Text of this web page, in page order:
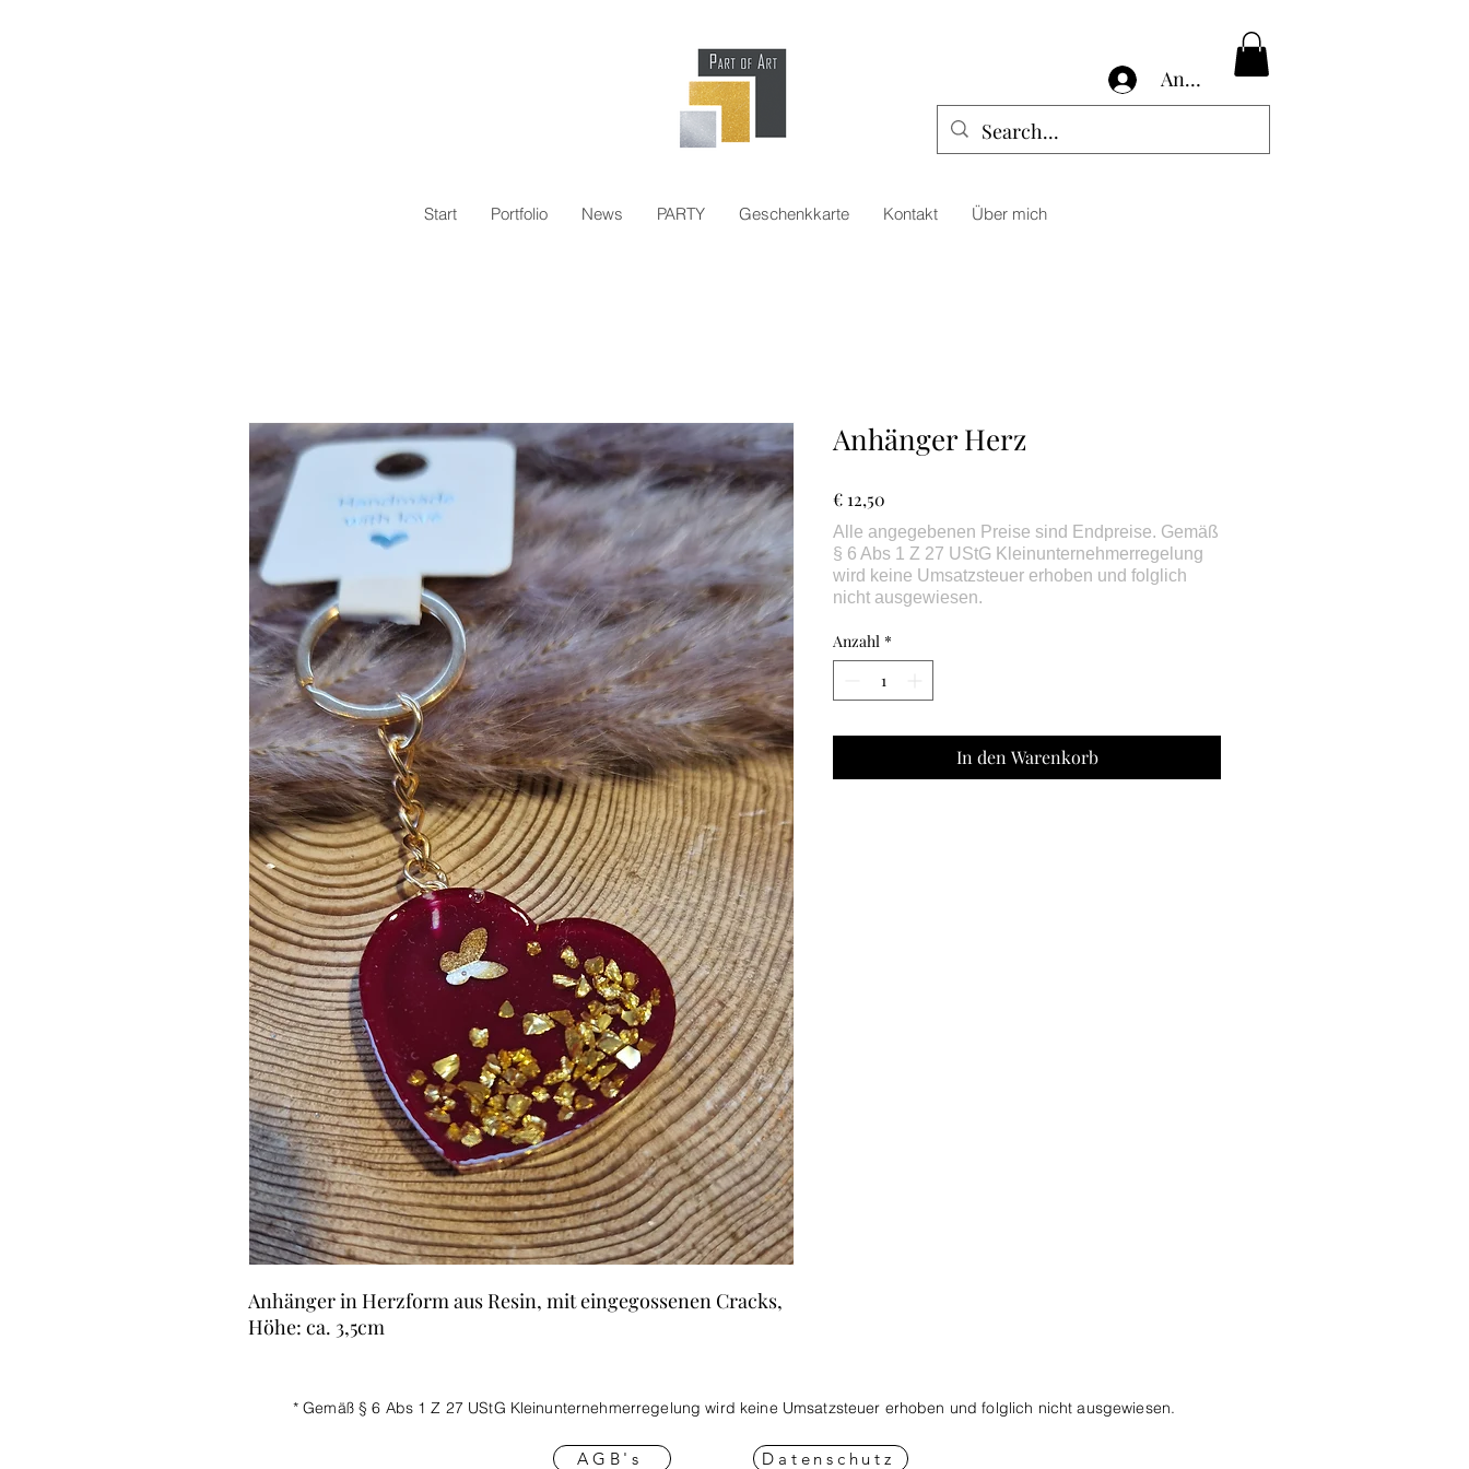
Anmelden
Start Portfolio News PARTY Geschenkkarte Kontakt Über mich
Anhänger in Herzform aus Resin, mit eingegossenen Cracks,
Höhe: ca. 3,5cm
Anhänger Herz
€ 12,50
Anzahl *
In den Warenkorb
* Gemäß § 6 Abs 1 Z 27 UStG Kleinunternehmerregelung wird keine Umsatzsteuer erhoben und folglich nicht ausgewiesen.
AGB's Datenschutz